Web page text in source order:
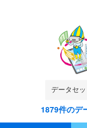
1879件のデ